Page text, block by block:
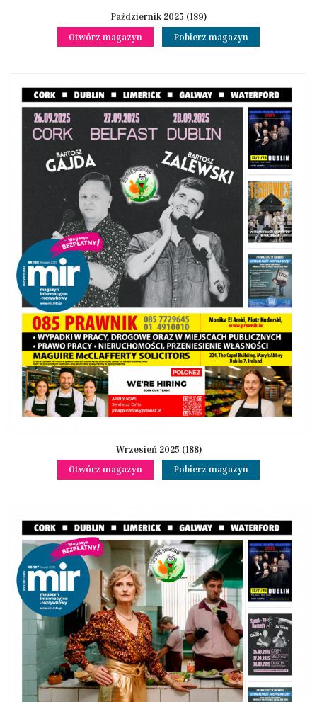
Październik 2025 (189)
Otwórz magazyn
Pobierz magazyn
Wrzesień 2025 (188)
Otwórz magazyn
Pobierz magazyn